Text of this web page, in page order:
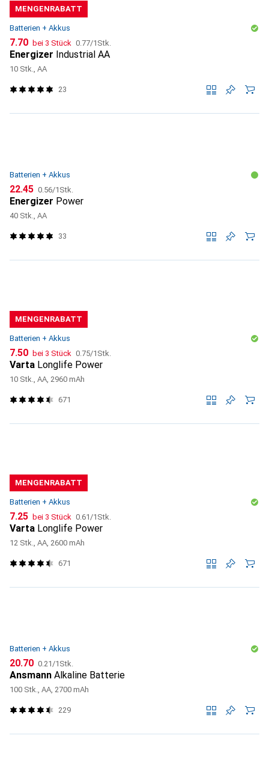
MENGENRABATT
Batterien + Akkus
CHF
7.70 bei 3 Stück CHF
0.77/1Stk.
Energizer Industrial AA
10 Stk., AA
23
Batterien + Akkus
CHF
22.45 CHF
0.56/1Stk.
Energizer Power
40 Stk., AA
33
MENGENRABATT
Batterien + Akkus
CHF
7.50 bei 3 Stück CHF
0.75/1Stk.
Varta Longlife Power
10 Stk., AA, 2960 mAh
671
MENGENRABATT
Batterien + Akkus
CHF
7.25 bei 3 Stück CHF
0.61 /1Stk.
Varta Longlife Power
12 Stk., AA, 2600 mAh
671
Batterien + Akkus
CHF
20.70 CHF
0.21 /1Stk.
Ansmann Alkaline Batterie
100 Stk., AA, 2700 mAh
229